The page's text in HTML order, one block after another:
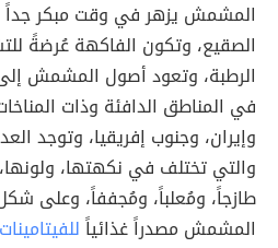
المشمش يزهر في وقت مبكر جداً
الصقيع، وتكون الفاكهة عُرضةً
الرطبة، وتعود أصول المشمش إلى
في المناطق الدافئة وذات
وإيران، وجنوب إفريقيا، وتوجد
والتي تختلف في نكهتها،
طازجاً، ومُعلباً، ومُجففاً، وعلى
المشمش مصدراً غذائياًللفيتامينات